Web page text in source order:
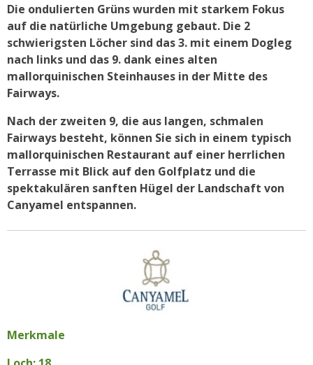
Die ondulierten Grüns wurden mit starkem Fokus
auf die natürliche Umgebung gebaut. Die 2
schwierigsten Löcher sind das 3. mit einem Dogleg
nach links und das 9. dank eines alten
mallorquinischen Steinhauses in der Mitte des
Fairways.
Nach der zweiten 9, die aus langen, schmalen
Fairways besteht, können Sie sich in einem typisch
mallorquinischen Restaurant auf einer herrlichen
Terrasse mit Blick auf den Golfplatz und die
spektakulären sanften Hügel der Landschaft von
Canyamel entspannen.
Merkmale